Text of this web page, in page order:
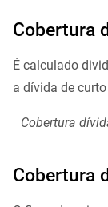
Cobertura
É calculado
a dívida de
Cobertura
Cobertura